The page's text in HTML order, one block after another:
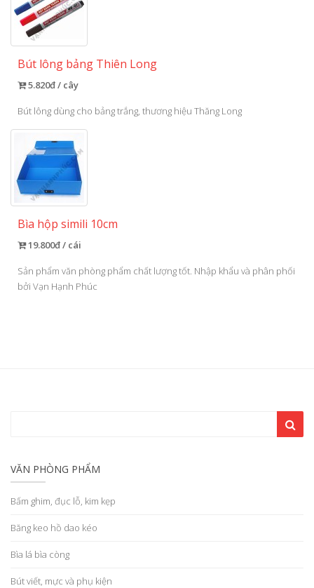
Bút lông bảng Thiên Long
5.820đ / cây
Bút lông dùng cho bảng trắng, thương hiệu Thăng Long
Bìa hộp simili 10cm
19.800đ / cái
Sản phẩm văn phòng phẩm chất lượng tốt. Nhập khẩu và phân phối
bởi Vạn Hạnh Phúc
VĂN PHÒNG PHẨM
Bấm ghim, đục lỗ, kim kẹp
Băng keo hồ dao kéo
Bìa lá bìa còng
Bút viết, mực và phụ kiện